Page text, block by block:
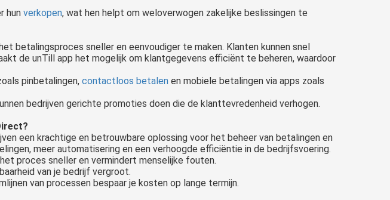
hun verkopen, wat hen helpt om weloverwogen zakelijke beslissingen te
betalingsproces sneller en eenvoudiger te maken. Klanten kunnen snel
de unTill app het mogelijk om klantgegevens efficiënt te beheren, waardoor
pinbetalingen, contactloos betalen en mobiele betalingen via apps zoals
bedrijven gerichte promoties doen die de klanttevredenheid verhogen.
een krachtige en betrouwbare oplossing voor het beheer van betalingen en
meer automatisering en een verhoogde efficiëntie in de bedrijfsvoering.
proces sneller en vermindert menselijke fouten.
van je bedrijf vergroot.
van processen bespaar je kosten op lange termijn.